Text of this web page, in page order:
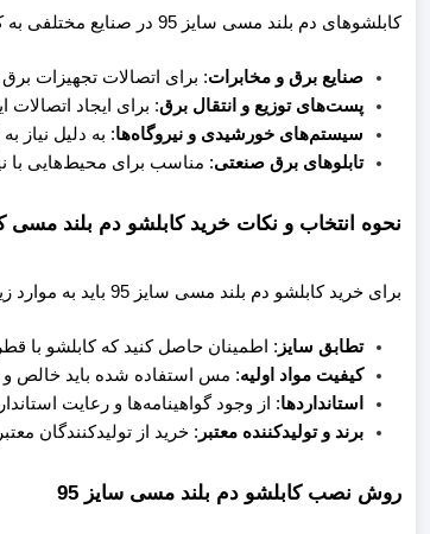
کابلشوهای دم بلند مسی سایز 95 در صنایع مختلفی به کار می‌روند، از جمله:
صنایع برق و مخابرات: برای اتصالات تجهیزات
پست‌های توزیع و انتقال برق: برای ایجاد اتصالات
سیستم‌های خورشیدی و نیروگاه‌ها: به دلیل نیاز
تابلوهای برق صنعتی: مناسب برای محیط‌هایی با
نحوه انتخاب و نکات خرید کابلشو دم بلند مسی
برای خرید کابلشو دم بلند مسی سایز 95 باید به موارد زیر توجه کنید:
تطابق سایز : اطمینان حاصل کنید که کابلشو با
کیفیت مواد اولیه: مس استفاده شده باید خالص
استانداردها: از وجود گواهینامه‌ها و رعایت
برند و تولیدکننده معتبر : خرید از تولیدکنندگان
روش نصب کابلشو دم بلند مسی سایز 95